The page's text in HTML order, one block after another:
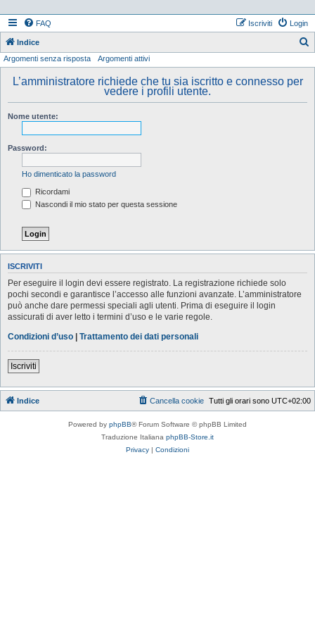
FAQ Login
Iscriviti
Indice
Argomenti senza risposta Argomenti attivi
L’amministratore richiede che tu sia iscritto e connesso per
vedere i profili utente.
Nome utente:
Password:
Ho dimenticato la password
Ricordami
Nascondi il mio stato per questa sessione
ISCRIVITI
Per eseguire il login devi essere registrato. La registrazione richiede solo
pochi secondi e garantisce l’accesso alle funzioni avanzate. L’amministratore
può anche dare permessi speciali agli utenti. Prima di eseguire il login
assicurati di aver letto i termini d’uso e le varie regole.
Condizioni d’uso | Trattamento dei dati personali
Iscriviti
Indice Tutti gli orari sono UTC+02:00
Cancella cookie
Powered by phpBB® Forum Software © phpBB Limited
Traduzione Italiana phpBB-Store.it
Privacy | Condizioni